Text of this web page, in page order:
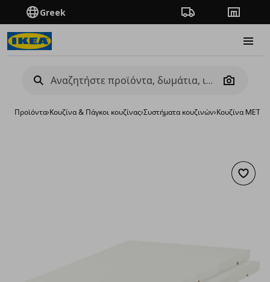
Greek Πορεία παραγγελίας
Camera
Προϊόντα›Κουζίνα & Πάγκοι κουζίνας›Συστήματα κουζινών›Κουζίνα